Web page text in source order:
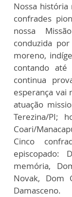
Nossa
confrades
nossa
conduzida
moreno,
contando até
continua
esperança vai
atuação
Terezina/PI;
Coari/
Cinco
episcopado:
memória,
Novak, Dom
Damasceno.